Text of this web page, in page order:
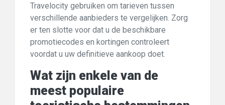
Travelocity gebruiken om tarieven tussen
verschillende aanbieders te vergelijken. Zorg
er ten slotte voor dat u de beschikbare
promotiecodes en kortingen controleert
voordat u uw definitieve aankoop doet.
Wat zijn enkele van de
meest populaire